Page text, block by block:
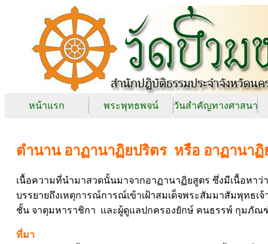
หน้าแรก พระพุทธพจน์ วันสำคัญทางศาสนา
ตำนาน อาฏานาฏิยปริตร หรือ อาฏานาฏิ
เนื้อความที่นำมาสวดนั้นมาจากอาฏานาฏิยสูตร ซึ่งมีเนื้อหาว่
บรรยายถึงเหตุการณ์การณ์เข้าเฝ้าสมเด็จพระสัมมาสัมพุทธเ
ชั้น จาตุมหาราชิกา และผู้ดูแลปกครองยักษ์ คนธรรพ์ กุมภัณ
ที่มา